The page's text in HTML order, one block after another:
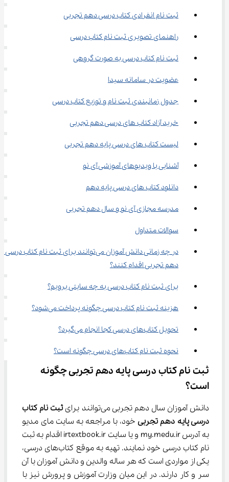
ثبت نام انفرادی کتاب درسی دهم تجربی
راهنمای تصویری ثبت نام کتاب درسی
ثبت نام کتاب درسی به صورت گروهی
عضویت در سامانه سیدا
جدول زمانبندی ثبت نام و توزیع کتاب درسی
خرید آزاد کتاب ‌های درسی دهم تجربی
لیست کتاب ‌های درسی پایه دهم تجربی
آشنایی با ویدیوهای آموزشی آی نو
دانلود کتاب‌ های درسی پایه دهم
مدرسه مجازی آی نو و سال دهم تجربی
سوالات متداول
در چه زمانی دانش آموزان می‌توانند برای ثبت نام کتاب
دهم تجربی اقدام کنند؟
برای ثبت نام کتاب درسی به چه سایتی برویم؟
هزینه ثبت نام کتاب درسی چگونه پرداخت می‌شود؟
تحویل کتاب‌های درسی کجا انجام می‌گیرد؟
نحوه ثبت نام کتاب‌های درسی چگونه است؟
ثبت نام کتاب درسی پایه دهم تجربی چگونه
است؟
دانش آموزان سال دهم تجربی می‌توانند برای
ثبت نام کتاب
درسی پایه دهم تجربی خود، با مراجعه به سایت مای مدیو
به آدرس my.medu.ir و یا سایت irtextbook.ir اقدام به ثبت
نام کتاب درسی خود نمایند. تهیه به موقع کتاب‌های درسی،
یکی از مواردی است که هر ساله والدین و دانش آموزان با آن
سر و کار دارند. در این میان وزارت آموزش و پرورش نیز با